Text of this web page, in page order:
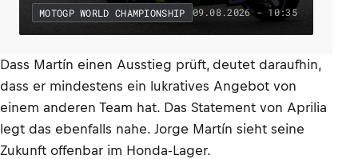
MOTOGP WORLD CHAMPIONSHIP 09.08.2026 - 10:35
Dass Martín einen Ausstieg prüft, deutet daraufhin,
dass er mindestens ein lukratives Angebot von
einem anderen Team hat. Das Statement von Aprilia
legt das ebenfalls nahe. Jorge Martín sieht seine
Zukunft offenbar im Honda-Lager.